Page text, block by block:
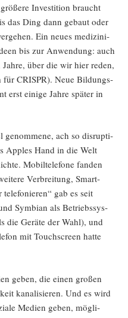
Inves­ti­ti­on braucht
das Ding dann gebaut oder
Ein neu­es medi­zi­ni­
bis zur Anwen­dung: auch
über die wir hier reden,
für CRISPR). Neue Bil­dungs­
erst eini­ge Jah­re spä­ter in
genom­me­ne, ach so dis­rup­ti­
App­les Hand in die Welt
Mobil­te­le­fo­ne fan­den
Ver­brei­tung, Smart­
gab es seit
Sym­bi­an als Betriebs­sys­
die Gerä­te der Wahl), und
mit Touch­screen hat­te
geben, die einen gro­ßen
kana­li­sie­ren. Und es wird
Medi­en geben, mög­li­